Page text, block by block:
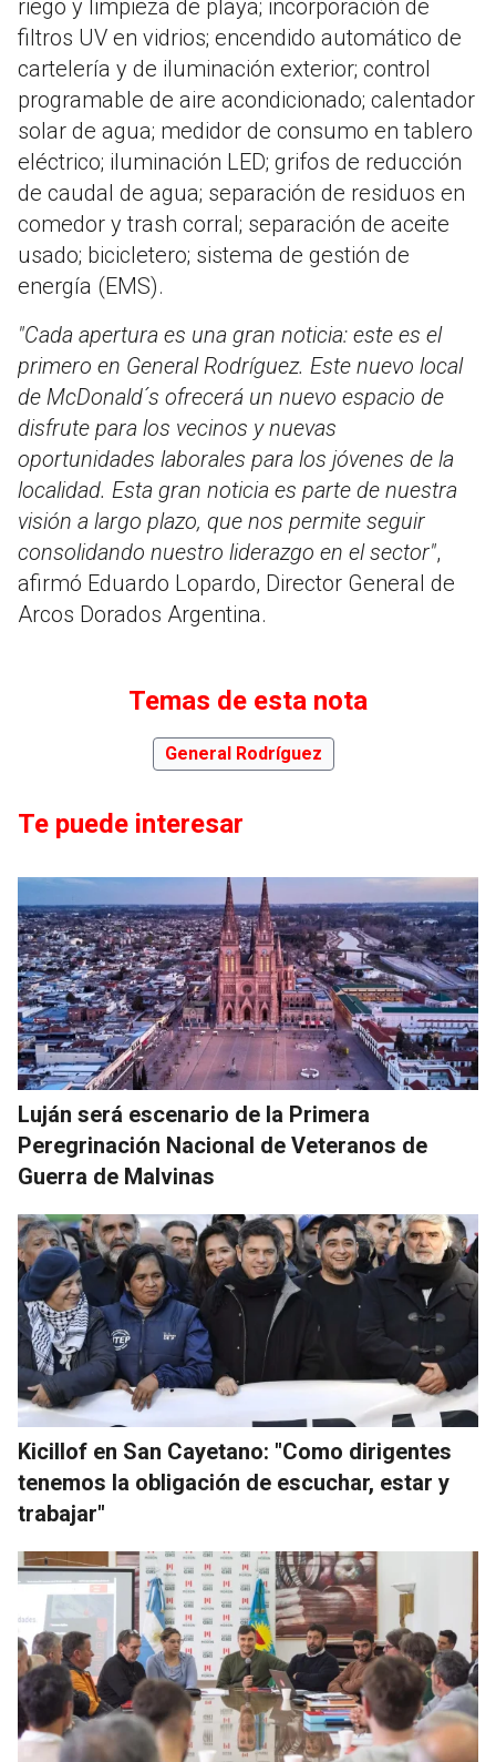
riego y limpieza de playa; incorporación de
filtros UV en vidrios; encendido automático de
cartelería y de iluminación exterior; control
programable de aire acondicionado; calentador
solar de agua; medidor de consumo en tablero
eléctrico; iluminación LED; grifos de reducción
de caudal de agua; separación de residuos en
comedor y trash corral; separación de aceite
usado; bicicletero; sistema de gestión de
energía (EMS).
"Cada apertura es una gran noticia: este es el
primero en General Rodríguez. Este nuevo local
de McDonald´s ofrecerá un nuevo espacio de
disfrute para los vecinos y nuevas
oportunidades laborales para los jóvenes de la
localidad. Esta gran noticia es parte de nuestra
visión a largo plazo, que nos permite seguir
consolidando nuestro liderazgo en el sector",
afirmó Eduardo Lopardo, Director General de
Arcos Dorados Argentina.
Temas de esta nota
General Rodríguez
Te puede interesar
Luján será escenario de la Primera
Peregrinación Nacional de Veteranos de
Guerra de Malvinas
Kicillof en San Cayetano: "Como dirigentes
tenemos la obligación de escuchar, estar y
trabajar"